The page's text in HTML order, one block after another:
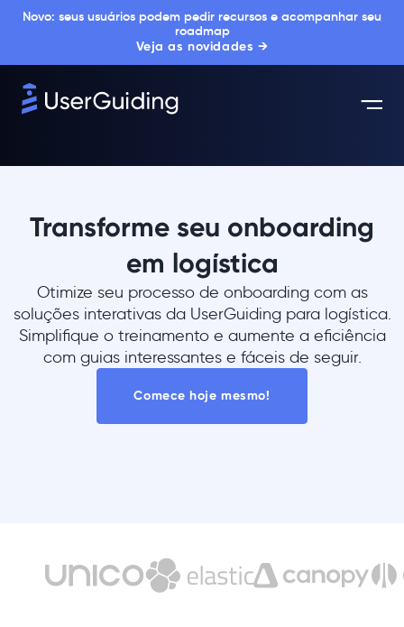
Novo: seus usuários podem pedir recursos e acompanhar seu
roadmap
Veja as novidades →
Transforme seu onboarding
em logística
Otimize seu processo de onboarding com as
soluções interativas da UserGuiding para logística.
Simplifique o treinamento e aumente a eficiência
com guias interessantes e fáceis de seguir.
Comece hoje mesmo!